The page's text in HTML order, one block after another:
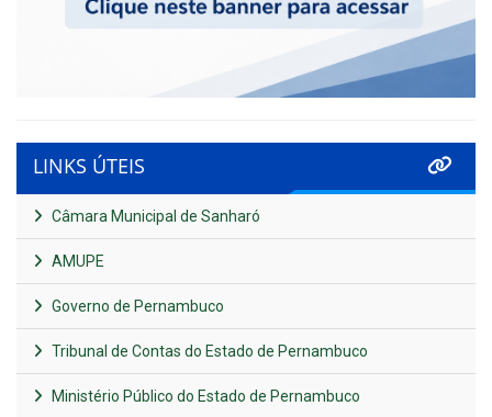
LINKS ÚTEIS
Câmara Municipal de Sanharó
AMUPE
Governo de Pernambuco
Tribunal de Contas do Estado de Pernambuco
Ministério Público do Estado de Pernambuco